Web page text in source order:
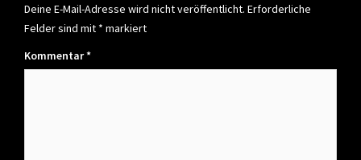
Deine E-Mail-Adresse wird nicht veröffentlicht. Erforderliche
Felder sind mit * markiert
Kommentar*